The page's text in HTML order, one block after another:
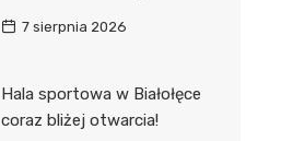
7 sierpnia 2026
Hala sportowa w Białołęce
coraz bliżej otwarcia!